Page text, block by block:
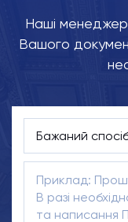
Наші
Вашого